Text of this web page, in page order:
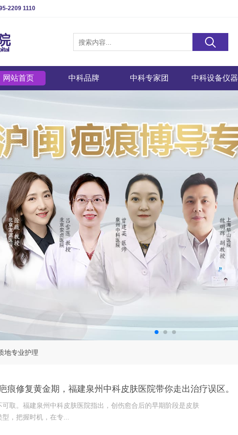
2209 1110
网站首页 中科品牌 中科专家团 中科设备仪器
地专业护理
痕修复黄金期，福建泉州中科皮肤医院带你走出治疗误区。
取。福建泉州中科皮肤医院指出，创伤愈合后的早期阶段是皮肤
，把握时机，在专...